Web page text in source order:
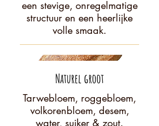
een stevige, onregelmatige
structuur en een heerlijke
volle smaak.
Naturel groot
Tarwebloem, roggebloem,
volkorenbloem, desem,
water, suiker & zout.